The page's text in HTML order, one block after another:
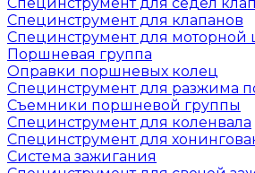
Специнструмент для клапанов
Специнструмент для моторной
Поршневая группа
Оправки поршневых колец
Специнструмент для разжима
Съемники поршневой группы
Специнструмент для коленвала
Специнструмент для
Система зажигания